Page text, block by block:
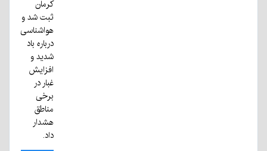
کرمان
ثبت شد و
هواشناسی
درباره باد
شدید و
افزایش
غبار در
برخی
مناطق
هشدار
داد.